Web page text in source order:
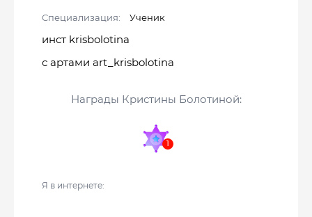
Cпециализация: Ученик
инст krisbolotina
с артами art_krisbolotina
Награды Кристины Болотиной:
Я в интернете: